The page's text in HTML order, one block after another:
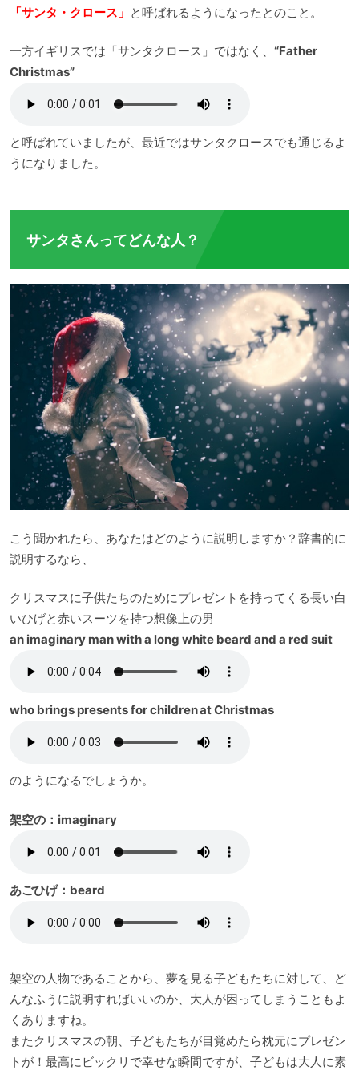
「サンタ・クロース」 と呼ばれるようになったとのこと。
一方イギリスでは「サンタクロース」ではなく、 “Father
Christmas”
と呼ばれていましたが、最近ではサンタクロースでも通じるよ
うになりました。
サンタさんってどんな人？
こう聞かれたら、あなたはどのように説明しますか？辞書的に
説明するなら、
クリスマスに子供たちのためにプレゼントを持ってくる長い白
いひげと赤いスーツを持つ想像上の男
an imaginary man with a long white beard and a red suit
who brings presents for children at Christmas
のようになるでしょうか。
架空の：imaginary
あごひげ：beard
架空の人物であることから、夢を見る子どもたちに対して、ど
んなふうに説明すればいいのか、大人が困ってしまうこともよ
くありますね。
またクリスマスの朝、子どもたちが目覚めたら枕元にプレゼン
トが！最高にビックリで幸せな瞬間ですが、子どもは大人に素